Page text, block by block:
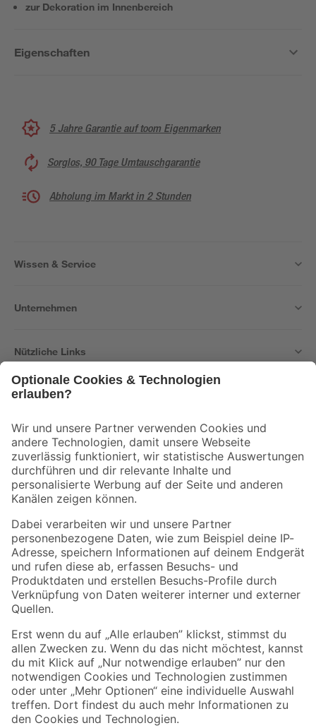
zur Dekoration im Innenbereich
Eigenschaften
5 Jahre Garantie auf toom Eigenmarken
Sorglos, 90 Tage Umtauschgarantie
Abholung im Markt in 2 Stunden
Wissen & Service
Unternehmen
Nützliche Links
Der toom Newsletter: Keine Angebote und Aktionen mehr verpassen!
Zur Newsletter Anmeldung
Folge uns
Zahlungsarten Versandarten
Sicher einkaufen
Jetzt die toom-App herunterladen